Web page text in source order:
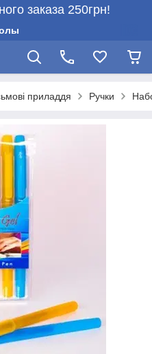
заказа 250грн!
приладдя Ручки